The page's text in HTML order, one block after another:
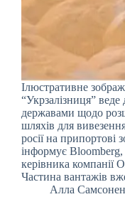
Ілюстративне
“Укрзалізниця” веде
державами щодо
шляхів для
росії на
інформує
керівника компанії
Частина вантажів
Алла